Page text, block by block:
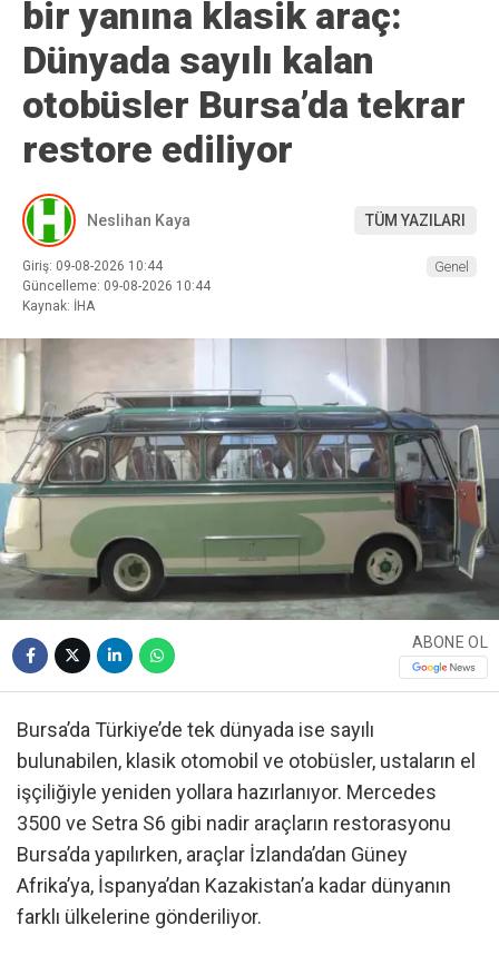
bir yanına klasik araç:
Dünyada sayılı kalan
otobüsler Bursa’da tekrar
restore ediliyor
Neslihan Kaya TÜM YAZILARI
Giriş: 09-08-2026 10:44
Güncelleme: 09-08-2026 10:44
Kaynak: İHA
Genel
ABONE OL
Bursa’da Türkiye’de tek dünyada ise sayılı
bulunabilen, klasik otomobil ve otobüsler, ustaların el
işçiliğiyle yeniden yollara hazırlanıyor. Mercedes
3500 ve Setra S6 gibi nadir araçların restorasyonu
Bursa’da yapılırken, araçlar İzlanda’dan Güney
Afrika’ya, İspanya’dan Kazakistan’a kadar dünyanın
farklı ülkelerine gönderiliyor.